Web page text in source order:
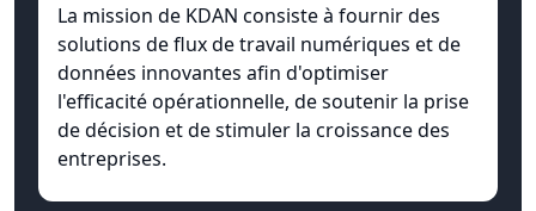
La mission de KDAN consiste à fournir des
solutions de flux de travail numériques et de
données innovantes afin d'optimiser
l'efficacité opérationnelle, de soutenir la prise
de décision et de stimuler la croissance des
entreprises.